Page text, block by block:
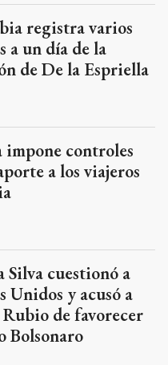
registra varios
a un día de la
de De la Espriella
impone controles
a los viajeros
Silva cuestionó a
Unidos y acusó a
de favorecer
Bolsonaro